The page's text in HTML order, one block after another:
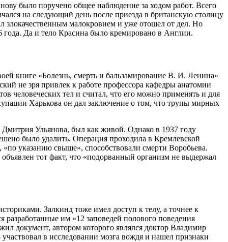
было поручено общее наблюдение за ходом работ. Всего
на следующий день после приезда в британскую столицу
злокачественным малокровием и уже отошел от дел. Но
года. Да и тело Красина было кремировано в Англии.
книге «Болезнь, смерть и бальзамирование В. И. Ленина»
не зря привлек к работе профессора кафедры анатомии
человеческих тел и считал, что его можно применять и для
Харькова он дал заключение о том, что трупы мирных
Дмитрия Ульянова, был как живой. Однако в 1937 году
было удалить. Операция проходила в Кремлевской
указанию свыше», способствовали смерти Воробьева.
тот факт, что «подорванный организм не выдержал
Залкинд тоже имел доступ к телу, а точнее к
им «12 заповедей полового поведения
документ, автором которого являлся доктор Владимир
в исследовании мозга вождя и нашел признаки